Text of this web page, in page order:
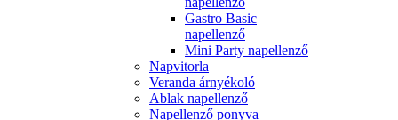
Gastro Basic
napellenző
Mini Party napellenző
Napvitorla
Veranda árnyékoló
Ablak napellenző
Napellenző ponyva